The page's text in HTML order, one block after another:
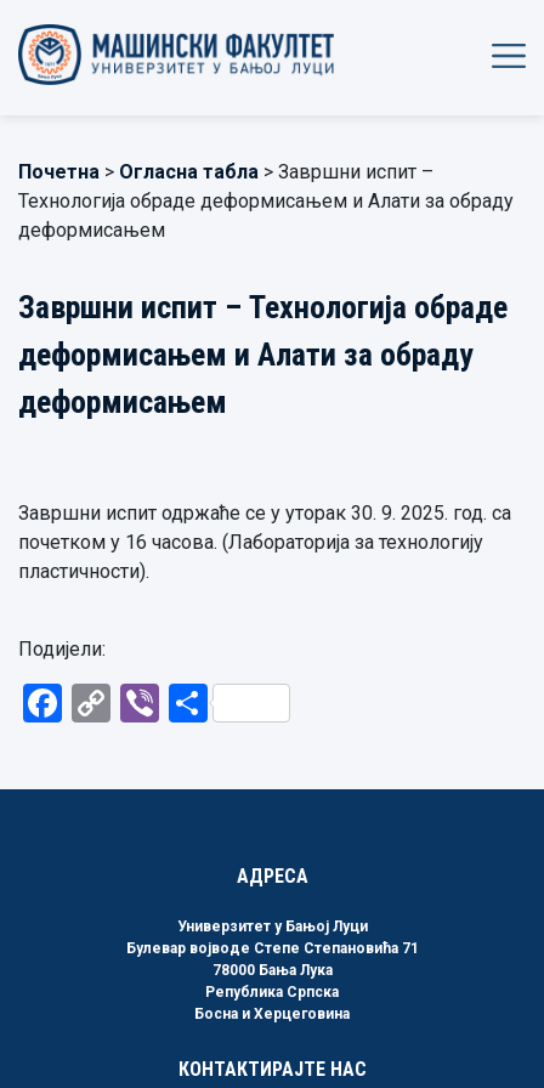
Почетна > Огласна табла > Завршни испит –
Технологија обраде деформисањем и Алати за обраду
деформисањем
Завршни испит – Технологија обраде
деформисањем и Алати за обраду
деформисањем
Завршни испит одржаће се у уторак 30. 9. 2025. год. са
почетком у 16 часова. (Лабораторија за технологију
пластичности).
Подијели:
Facebook
CopyViberShare
АДРЕСА
Универзитет у Бањој Луци
Булевар војводе Степе Степановића 71
78000 Бања Лука
Република Српска
Босна и Херцеговина
КОНТАКТИРАЈТЕ НАС